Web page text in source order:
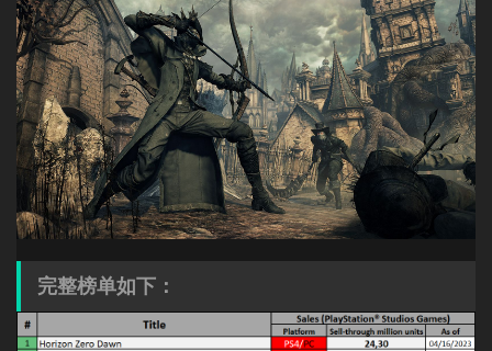
完整榜单如下：